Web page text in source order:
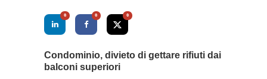
0 0 0
Condominio, divieto di gettare rifiuti dai
balconi superiori